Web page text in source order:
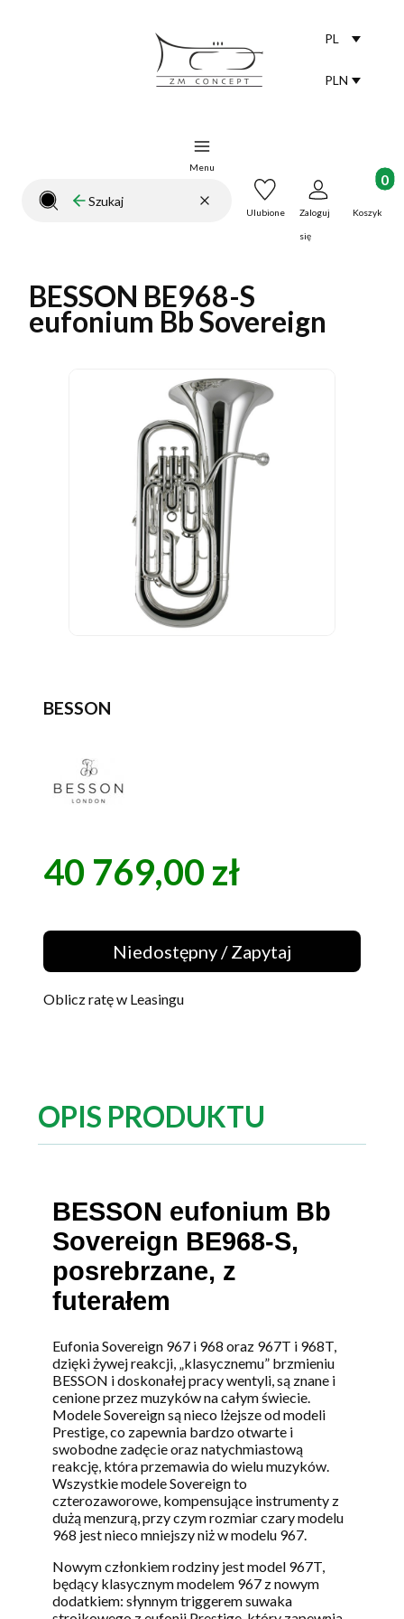
PL
PLN
Menu
Zamknij wyszukiwarkęWyczyść
Szukaj Ulubione Zaloguj
się
Koszyk
BESSON BE968-S
eufonium Bb Sovereign
BESSON
Cena
40 769,00 zł
Niedostępny / Zapytaj
Oblicz ratę w Leasingu
OPIS PRODUKTU
BESSON eufonium Bb
Sovereign BE968-S,
posrebrzane, z
futerałem
Eufonia Sovereign 967 i 968 oraz 967T i 968T,
dzięki żywej reakcji, „klasycznemu” brzmieniu
BESSON i doskonałej pracy wentyli, są znane i
cenione przez muzyków na całym świecie.
Modele Sovereign są nieco lżejsze od modeli
Prestige, co zapewnia bardzo otwarte i
swobodne zadęcie oraz natychmiastową
reakcję, która przemawia do wielu muzyków.
Wszystkie modele Sovereign to
czterozaworowe, kompensujące instrumenty z
dużą menzurą, przy czym rozmiar czary modelu
968 jest nieco mniejszy niż w modelu 967.
Nowym członkiem rodziny jest model 967T,
będący klasycznym modelem 967 z nowym
dodatkiem: słynnym triggerem suwaka